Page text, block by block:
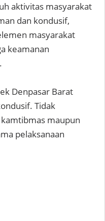
aktivitas masyarakat
dan kondusif,
masyarakat
keamanan
Denpasar Barat
Tidak
maupun
pelaksanaan